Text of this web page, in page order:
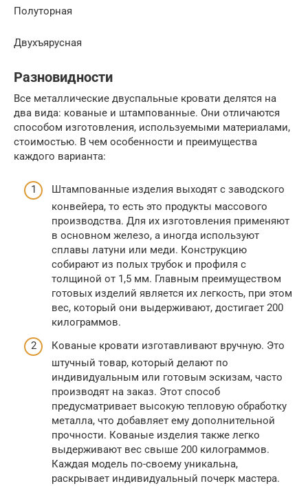
Полуторная
Двухъярусная
Разновидности
Все металлические двуспальные кровати делятся на
два вида: кованые и штампованные. Они отличаются
способом изготовления, используемыми материалами,
стоимостью. В чем особенности и преимущества
каждого варианта:
Штампованные изделия выходят с заводского
конвейера, то есть это продукты массового
производства. Для их изготовления применяют
в основном железо, а иногда используют
сплавы латуни или меди. Конструкцию
собирают из полых трубок и профиля с
толщиной от 1,5 мм. Главным преимуществом
готовых изделий является их легкость, при этом
вес, который они выдерживают, достигает 200
килограммов.
Кованые кровати изготавливают вручную. Это
штучный товар, который делают по
индивидуальным или готовым эскизам, часто
производят на заказ. Этот способ
предусматривает высокую тепловую обработку
металла, что добавляет ему дополнительной
прочности. Кованые изделия также легко
выдерживают вес свыше 200 килограммов.
Каждая модель по-своему уникальна,
раскрывает индивидуальный почерк мастера.